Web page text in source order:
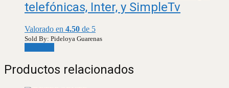
telefónicas, Inter, y SimpleTv
Valorado en 4.50 de 5
Sold By: Pideloya Guarenas
Productos relacionados